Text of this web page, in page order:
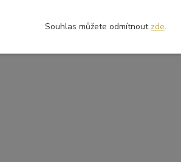
Souhlas můžete odmítnout zde.